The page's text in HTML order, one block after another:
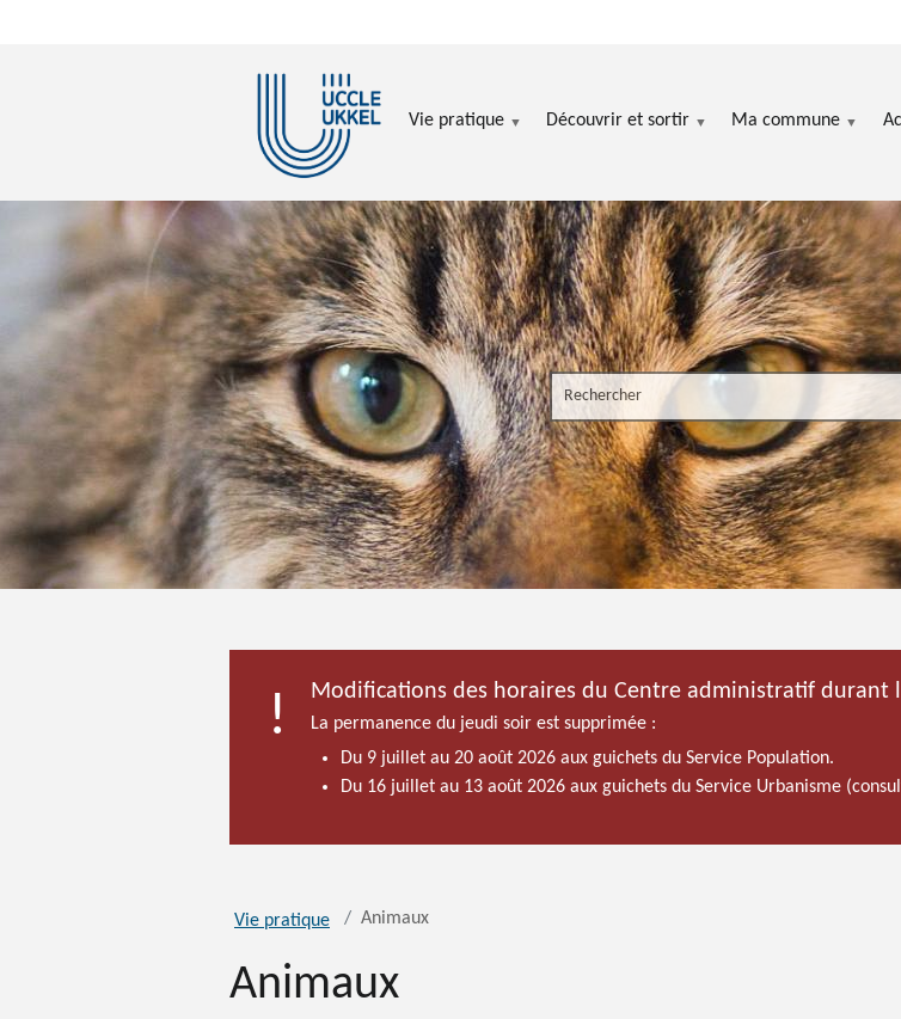
Vie pratique Découvrir et sortir Ma commune
Search the site
Modifications des horaires du Centre administratif durant
La permanence du jeudi soir est supprimée :
Du 9 juillet au 20 août 2026 aux guichets du Service Population.
Du 16 juillet au 13 août 2026 aux guichets du Service Urbanisme
Vie pratique Animaux
Animaux